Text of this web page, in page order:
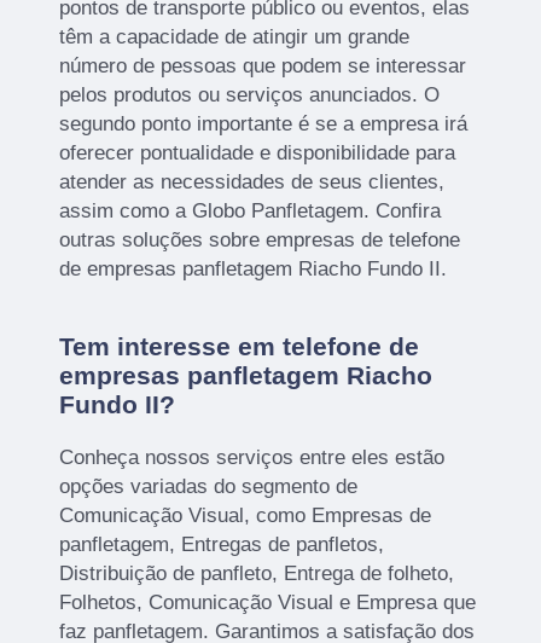
pontos de transporte público ou eventos, elas
têm a capacidade de atingir um grande
número de pessoas que podem se interessar
pelos produtos ou serviços anunciados. O
segundo ponto importante é se a empresa irá
oferecer pontualidade e disponibilidade para
atender as necessidades de seus clientes,
assim como a Globo Panfletagem. Confira
outras soluções sobre empresas de telefone
de empresas panfletagem Riacho Fundo II.
Tem interesse em telefone de
empresas panfletagem Riacho
Fundo II?
Conheça nossos serviços entre eles estão
opções variadas do segmento de
Comunicação Visual, como Empresas de
panfletagem, Entregas de panfletos,
Distribuição de panfleto, Entrega de folheto,
Folhetos, Comunicação Visual e Empresa que
faz panfletagem. Garantimos a satisfação dos